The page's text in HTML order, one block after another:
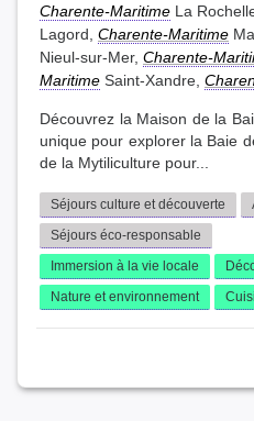
Charente-Maritime La
Lagord, Charente-Maritime
Nieul-sur-Mer, Charente-
Maritime Saint-Xandre,
Découvrez la Maison de la
unique pour explorer la Baie
de la Mytiliculture pour...
Séjours culture et découverte
Séjours éco-responsable
Immersion à la vie locale
Nature et environnement